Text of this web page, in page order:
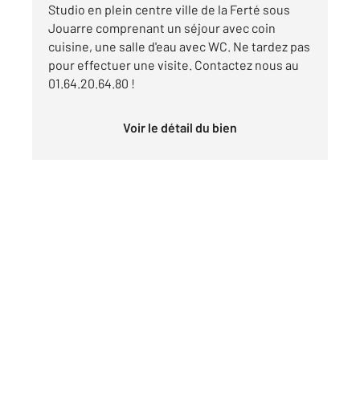
Studio en plein centre ville de la Ferté sous
Jouarre comprenant un séjour avec coin
cuisine, une salle d'eau avec WC. Ne tardez pas
pour effectuer une visite. Contactez nous au
01.64.20.64.80 !
Voir le détail du bien